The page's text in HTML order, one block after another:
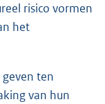
risico vormen
het
ten
van hun